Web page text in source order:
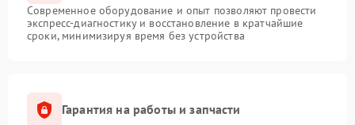
Современное оборудование и опыт позволяют провести
экспресс-диагностику и восстановление в кратчайшие
сроки, минимизируя время без устройства
Гарантия на работы и запчасти